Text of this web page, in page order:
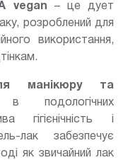
vegan – це дует
розроблений для
використання,
манікюру та
подологічних
гігієнічність і
лак забезпечує
як звичайний лак